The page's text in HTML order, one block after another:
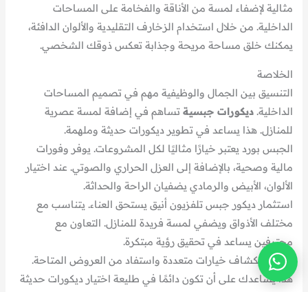
مثالية لإضفاء لمسة من الأناقة والفخامة على المساحات
الداخلية. من خلال استخدام الزخارف التقليدية والألوان الدافئة،
يمكنك خلق مساحة مريحة وجذابة تعكس ذوقك الشخصي.
الخلاصة
التنسيق بين الجمال والوظيفية مهم في تصميم المساحات
الداخلية.ديكورات جبسية تساهم في إضافة لمسة عصرية
للمنازل. هذا يساعد في تطوير ديكورات حديثة وملهمة.
الجبس بورد يعتبر خيارًا مثاليًا لكل المشروعات. يوفر وفورات
مالية وصحية، بالإضافة إلى العزل الحراري والصوتي. عند اختيار
الألوان، الأبيض والرمادي يضفيان الراحة والحداثة.
استثمار ديكور جبس تلفزيون أنيق يستحق العناء. يتناسب مع
مختلف الأذواق ويضفي لمسة فريدة للمنازل. التعاون مع
محترفين يساعد في تحقيق رؤية مبتكرة.
قم باستكشاف خيارات متعددة واستفاد من العروض المتاحة.
هذا يساعدك على أن تكون دائمًا في طليعة اختيار ديكورات حديثة